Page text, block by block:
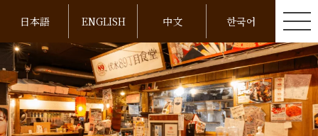
日本語 ENGLISH 中文 한국어